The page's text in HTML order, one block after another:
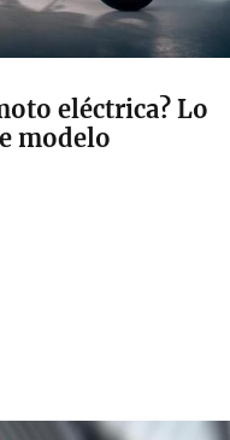
eléctrica? Lo
modelo